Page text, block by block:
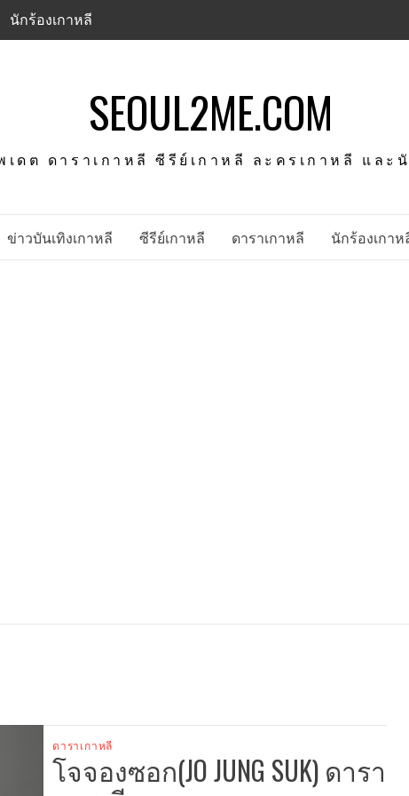
นักร้องเกาหลี
SEOUL2ME.COM
เดต ดาราเกาหลี ซีรีย์เกาหลี ละครเกาหลี และ
ข่าวบันเทิงเกาหลี ซีรีย์เกาหลี ดาราเกาหลี นักร้องเกาห
ดาราเกาหลี
โจจองซอก(JO JUNG SUK) ดารา